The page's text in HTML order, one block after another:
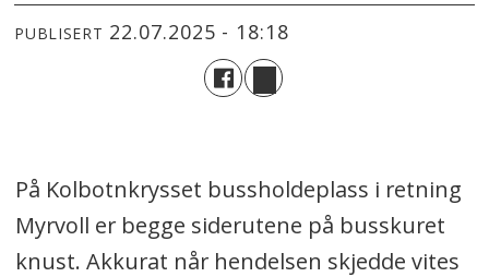
PUBLISERT 22.07.2025 - 18:18
På Kolbotnkrysset bussholdeplass i retning
Myrvoll er begge siderutene på busskuret
knust. Akkurat når hendelsen skjedde vites